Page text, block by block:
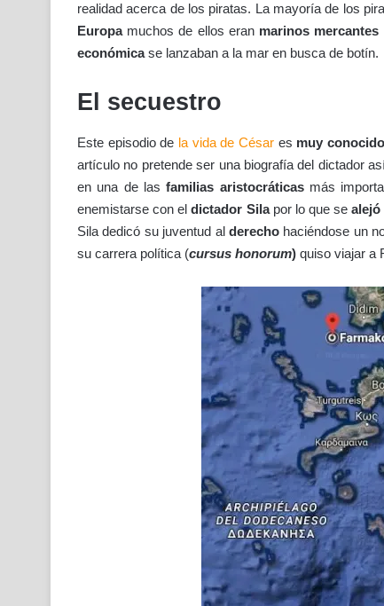
realidad acerca de los piratas. La mayoría de los
Europamuchos de ellos eran marinos mercantes
económicase lanzaban a la mar en busca de botín.
El secuestro
Este episodio de la vida de César es muy conocido
artículo no pretende ser una biografía del dictador
en una de lasfamilias aristocráticasmás
enemistarse con eldictador Sila por lo que sealejó
Sila dedicó su juventud alderechohaciéndose un
su carrera política (cursus honorum) quiso viajar a